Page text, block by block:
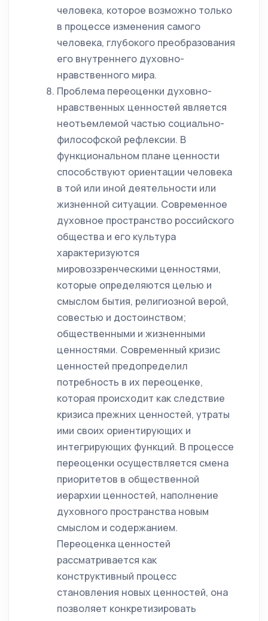
человека, которое возможно только
в процессе изменения самого
человека, глубокого преобразования
его внутреннего духовно-
нравственного мира.
Проблема переоценки духовно-
нравственных ценностей является
неотъемлемой частью социально-
философской рефлексии. В
функциональном плане ценности
способствуют ориентации человека
в той или иной деятельности или
жизненной ситуации. Современное
духовное пространство российского
общества и его культура
характеризуются
мировоззренческими ценностями,
которые определяются целью и
смыслом бытия, религиозной верой,
совестью и достоинством;
общественными и жизненными
ценностями. Современный кризис
ценностей предопределил
потребность в их переоценке,
которая происходит как следствие
кризиса прежних ценностей, утраты
ими своих ориентирующих и
интегрирующих функций. В процессе
переоценки осуществляется смена
приоритетов в общественной
иерархии ценностей, наполнение
духовного пространства новым
смыслом и содержанием.
Переоценка ценностей
рассматривается как
конструктивный процесс
становления новых ценностей, она
позволяет конкретизировать